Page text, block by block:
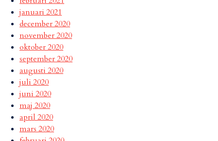
januari 2021
december 2020
november 2020
oktober 2020
september 2020
augusti 2020
juli 2020
juni 2020
maj 2020
april 2020
mars 2020